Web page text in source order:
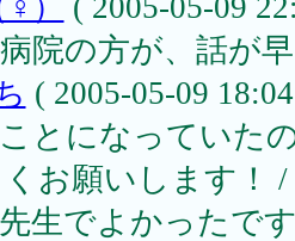
院の方が、話が
( 2005-05-09
とになっていた
お願いします！ /
生でよかったで